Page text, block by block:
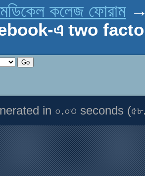
কলেজ ফোরাম
এ two
in ০.০৩ seconds